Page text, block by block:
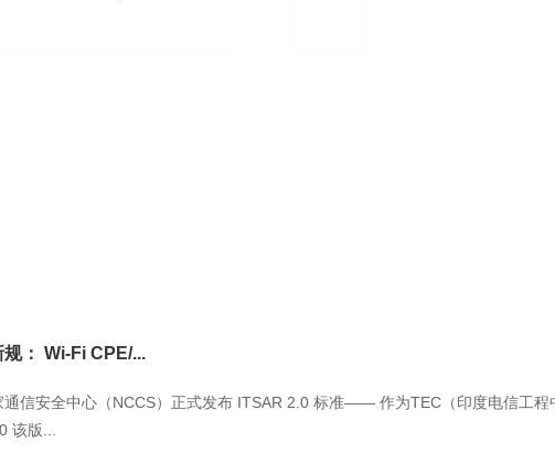
规： Wi-Fi CPE/...
信安全中心（NCCS）正式发布 ITSAR 2.0 标准—— 作为TEC（印度电信工程
该版...